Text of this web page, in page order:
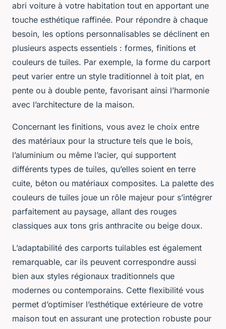
abri voiture à votre habitation tout en apportant une
touche esthétique raffinée. Pour répondre à chaque
besoin, les options personnalisables se déclinent en
plusieurs aspects essentiels : formes, finitions et
couleurs de tuiles. Par exemple, la forme du carport
peut varier entre un style traditionnel à toit plat, en
pente ou à double pente, favorisant ainsi l’harmonie
avec l’architecture de la maison.
Concernant les finitions, vous avez le choix entre
des matériaux pour la structure tels que le bois,
l’aluminium ou même l’acier, qui supportent
différents types de tuiles, qu’elles soient en terre
cuite, béton ou matériaux composites. La palette des
couleurs de tuiles joue un rôle majeur pour s’intégrer
parfaitement au paysage, allant des rouges
classiques aux tons gris anthracite ou beige doux.
L’adaptabilité des carports tuilables est également
remarquable, car ils peuvent correspondre aussi
bien aux styles régionaux traditionnels que
modernes ou contemporains. Cette flexibilité vous
permet d’optimiser l’esthétique extérieure de votre
maison tout en assurant une protection robuste pour